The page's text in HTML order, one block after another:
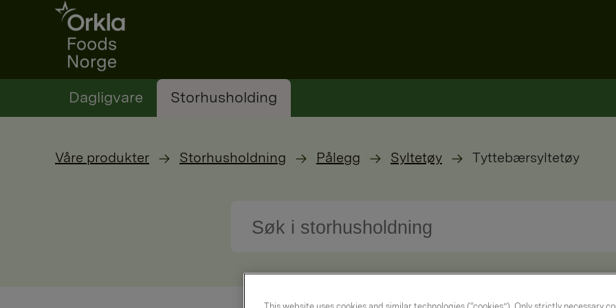
Go to frontpage
Dagligvare Storhusholding
Våre produkter Storhusholdning Pålegg Syltetøy Tyttebærsyltetøy